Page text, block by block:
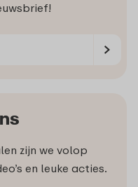
zijn we volop
en leuke acties.